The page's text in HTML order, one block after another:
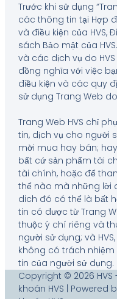
Trước khi sử dụng
các thông tin tại Hợp
và điều kiện của HVS,
sách Bảo mật của
và các dịch vụ do
đồng nghĩa với việc
điều kiện và các quy
sử dụng Trang Web
Trang Web HVS chỉ
tin, dịch vụ cho người
mời mua hay bán;
bất cứ sản phẩm tài
tài chính, hoặc để
thể nào mà những lời
dich đó có thể là bất
tin có được từ Trang
thuộc ý chí riêng và
người sử dụng; và
không có trách
tin của người sử dụng.
Copyright © 2026
khoán HVS | Powered